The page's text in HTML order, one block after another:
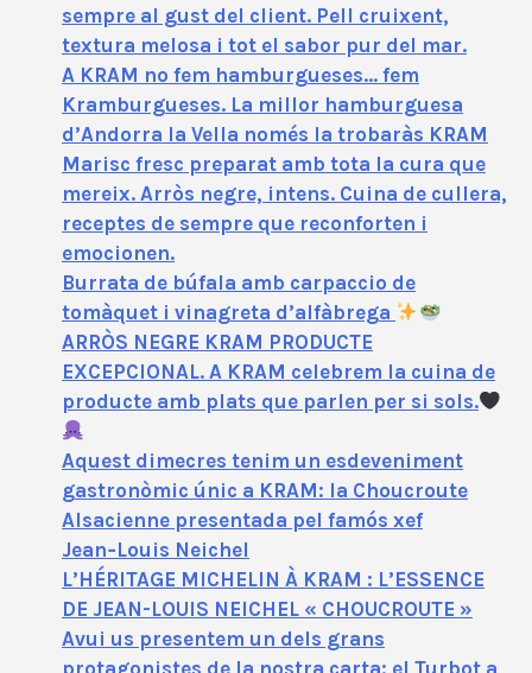
sempre al gust del client. Pell cruixent,
textura melosa i tot el sabor pur del mar.
A KRAM no fem hamburgueses… fem
Kramburgueses. La millor hamburguesa
d’Andorra la Vella només la trobaràs KRAM
Marisc fresc preparat amb tota la cura que
mereix. Arròs negre, intens. Cuina de cullera,
receptes de sempre que reconforten i
emocionen.
Burrata de búfala amb carpaccio de
tomàquet i vinagreta d’alfàbrega
ARRÒS NEGRE KRAM PRODUCTE
EXCEPCIONAL. A KRAM celebrem la cuina de
producte amb plats que parlen per si sols.
Aquest dimecres tenim un esdeveniment
gastronòmic únic a KRAM: la Choucroute
Alsacienne presentada pel famós xef
Jean‑Louis Neichel
L’HÉRITAGE MICHELIN À KRAM : L’ESSENCE
DE JEAN-LOUIS NEICHEL « CHOUCROUTE »
Avui us presentem un dels grans